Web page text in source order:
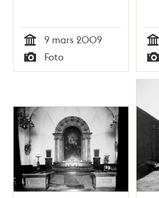
Tid
9 mars 2009
Typ
Foto Tid
Typ